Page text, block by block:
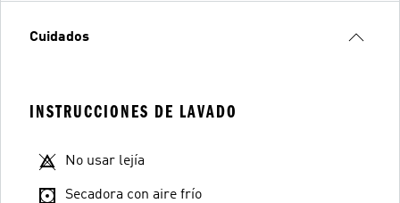
Cuidados
INSTRUCCIONES DE LAVADO
No usar lejía
Secadora con aire frío